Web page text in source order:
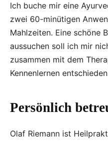
Ich buche mir eine
zwei 60-minütigen
Mahlzeiten. Eine schöne
aussuchen soll ich mir
zusammen mit dem
Kennenlernen
Persönlich
Olaf Riemann ist